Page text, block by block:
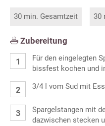
30 min. Gesamtzeit 30
Zubereitung
Für den eingelegten
bissfest kochen und
3/4 l vom Sud mit
Spargelstangen mit
dazwischen stecken